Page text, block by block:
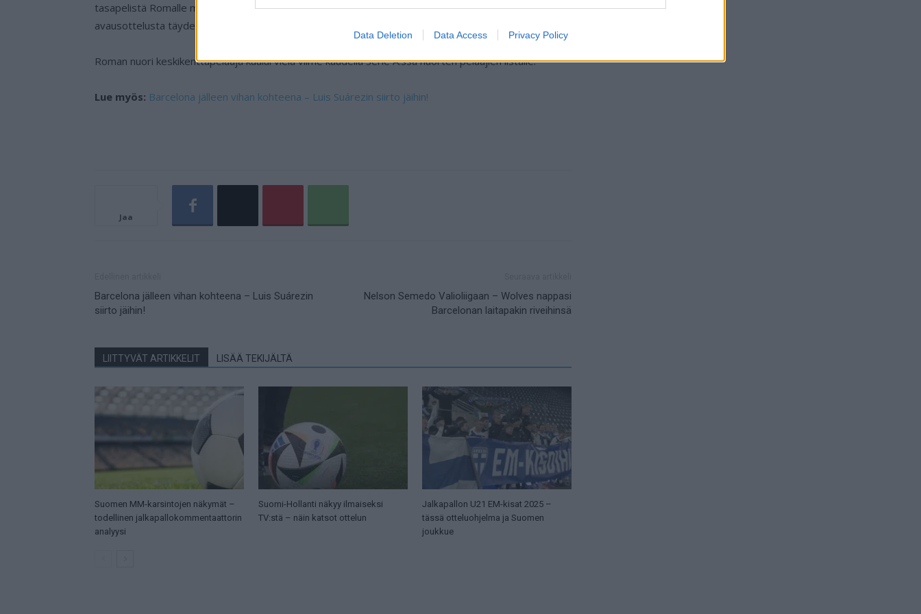
Data Deletion Data Access Privacy Policy
tasapelistä Romalle merkattu yksi piste on viety siltä pois ja Verona on täten saanut kauden
avausottelusta täyden pistepotin, kolme pistettä.
Roman nuori keskikenttäpelaaja kuului vielä viime kaudella Serie A:ssa nuorten pelaajien listalle.
Lue myös: Barcelona jälleen vihan kohteena – Luis Suárezin siirto jäihin!
Jaa
Barcelona jälleen vihan kohteena – Luis Suárezin
siirto jäihin!
Nelson Semedo Valioliigaan – Wolves nappasi
Barcelonan laitapakin riveihinsä
LIITTYVÄT ARTIKKELIT LISÄÄ TEKIJÄLTÄ
Suomen MM-karsintojen näkymät –
todellinen jalkapallokommentaattorin
analyysi
Suomi-Hollanti näkyy ilmaiseksi
TV:stä – näin katsot ottelun
Jalkapallon U21 EM-kisat 2025 –
tässä otteluohjelma ja Suomen
joukkue